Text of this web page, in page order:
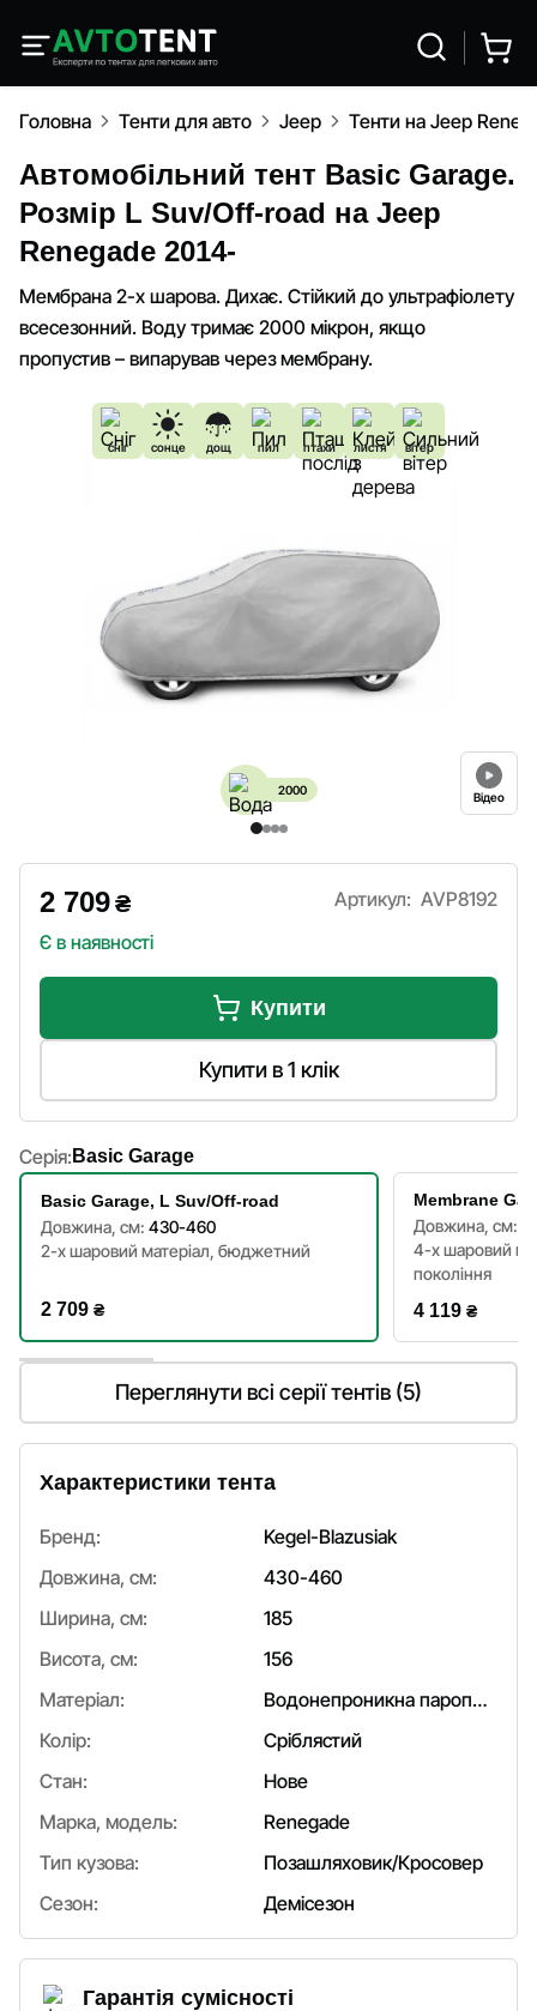
Головна Тенти для авто Jeep Тенти на Jeep
Автомобільний тент Basic Garage.
Розмір L Suv/Off-road на Jeep
Renegade 2014-
Мембрана 2-х шарова. Дихає. Стійкий до ультрафіолету
всесезонний. Воду тримає 2000 мікрон, якщо
пропустив – випарував через мембрану.
сніг сонце дощ пил птахи листя вітер
2000 Відео
2 709₴
Є в наявності
Артикул: AVP8192
Купити
Купити в 1 клік
Серія: Basic Garage
Basic Garage, L Suv/Off-road
Довжина, см: 430-460
2-х шаровий матеріал, бюджетний
2 709 ₴
Membrane
Довжина, см:
4-х шаровий
покоління
4 119 ₴
Переглянути всі серії тентів (5)
Характеристики тента
Бренд:
Kegel-Blazusiak
Довжина, см:
430-460
Ширина, см:
185
Висота, см:
156
Матеріал:
Водонепроникна паропроникна мембрана з гладкою, м'якою на дотик знизу тканиною.
Колір:
Сріблястий
Стан:
Нове
Марка, модель:
Renegade
Тип кузова:
Позашляховик/Кросовер
Сезон:
Демісезон
Гарантія сумісності